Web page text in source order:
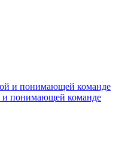
и понимающей команде